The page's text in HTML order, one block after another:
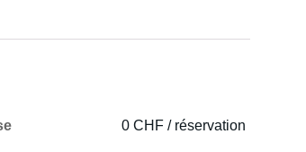
0 CHF / réservation